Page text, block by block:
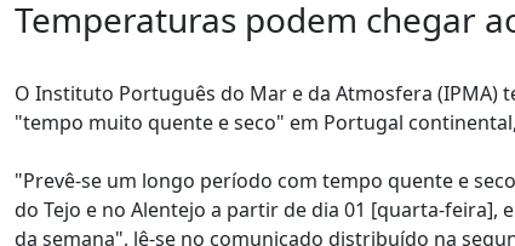
Temperaturas podem chegar
O Instituto Português do Mar e da Atmosfera
"tempo muito quente e seco" em Portugal
"Prevê-se um longo período com tempo quente e
do Tejo e no Alentejo a partir de dia 01 [quarta-feira],
da semana", lê-se no comunicado distribuído na